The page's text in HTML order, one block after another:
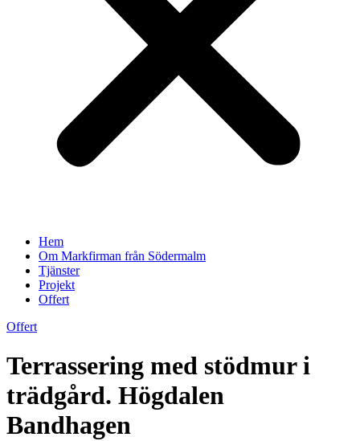
Hem
Om Markfirman från Södermalm
Tjänster
Projekt
Offert
Offert
Terrassering med stödmur i
trädgård. Högdalen
Bandhagen